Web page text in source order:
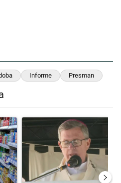
Informe Presman
título "La inflación en CABA marcó
Un artículo de tendencia con el